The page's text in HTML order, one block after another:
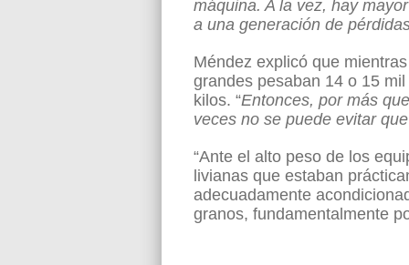
máquina. A la vez, hay
a una generación de
Méndez explicó que
grandes pesaban 14 o 15
kilos. “Entonces, por más
veces no se puede evitar
“Ante el alto peso de los
livianas que estaban
adecuadamente
granos, fundamentalmente